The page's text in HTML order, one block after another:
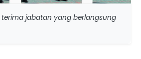
jabatan yang berlangsung